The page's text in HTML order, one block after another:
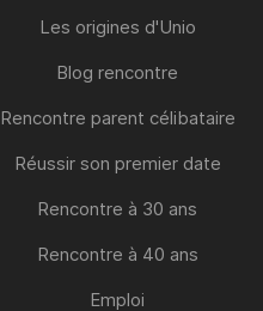
Les origines d'Unio
Blog rencontre
Rencontre parent célibataire
Réussir son premier date
Rencontre à 30 ans
Rencontre à 40 ans
Emploi